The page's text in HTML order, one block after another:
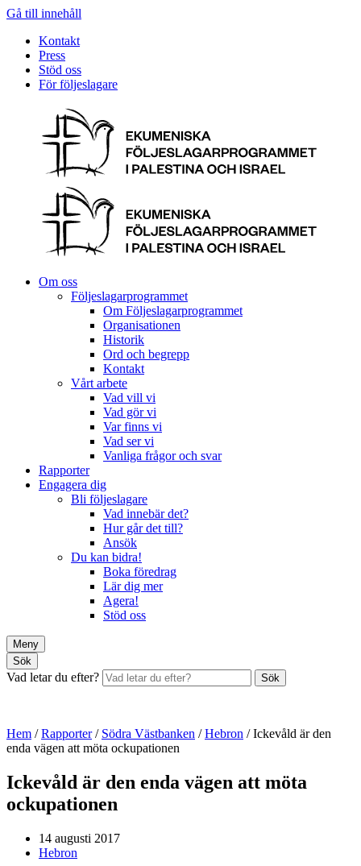
Gå till innehåll
Kontakt
Press
Stöd oss
För följeslagare
Om oss
Följeslagarprogrammet
Om Följeslagarprogrammet
Organisationen
Historik
Ord och begrepp
Kontakt
Vårt arbete
Vad vill vi
Vad gör vi
Var finns vi
Vad ser vi
Vanliga frågor och svar
Rapporter
Engagera dig
Bli följeslagare
Vad innebär det?
Hur går det till?
Ansök
Du kan bidra!
Boka föredrag
Lär dig mer
Agera!
Stöd oss
Meny
Sök
Vad letar du efter? Sök
Hem /Rapporter/ Södra Västbanken /Hebron /Ickevåld är den
enda vägen att möta ockupationen
Ickevåld är den enda vägen att möta
ockupationen
14 augusti 2017
Hebron